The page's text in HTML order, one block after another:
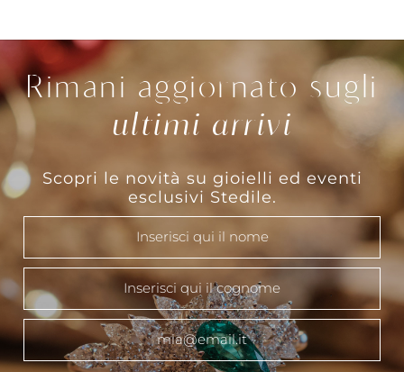
Rimani aggiornato sugli
ultimi arrivi
Scopri le novità su gioielli ed eventi
esclusivi Stedile.